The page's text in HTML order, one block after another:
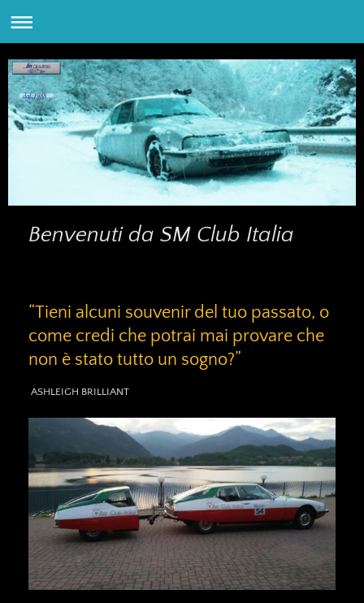
dal 1988
Benvenuti da SM Club Italia
“Tieni alcuni souvenir del tuo passato, o
come credi che potrai mai provare che
non è stato tutto un sogno?”
ASHLEIGH BRILLIANT